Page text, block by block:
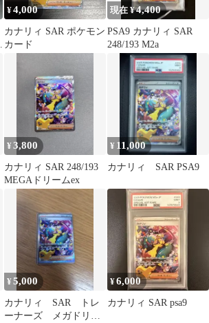
¥4,000
カナリィ SAR ポケモン
カード
現在 ¥4,400
PSA9 カナリィ SAR
248/193 M2a
¥3,800
カナリィ SAR 248/193
MEGAドリームex
¥ 11,000
カナリィ SAR PSA9
¥5,000
カナリィ SAR トレ
ーナーズ メガドリー
¥6,000
カナリィ SAR psa9